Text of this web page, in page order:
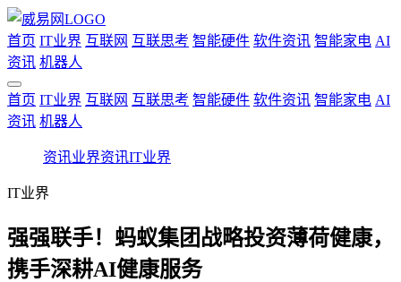
首页 IT业界 互联网 互联思考 智能硬件 软件资讯 智能家电 AI
资讯 机器人
首页 IT业界 互联网 互联思考 智能硬件 软件资讯 智能家电 AI
资讯 机器人
资讯业界资讯IT业界
IT业界
强强联手！蚂蚁集团战略投资薄荷健康，
携手深耕AI健康服务